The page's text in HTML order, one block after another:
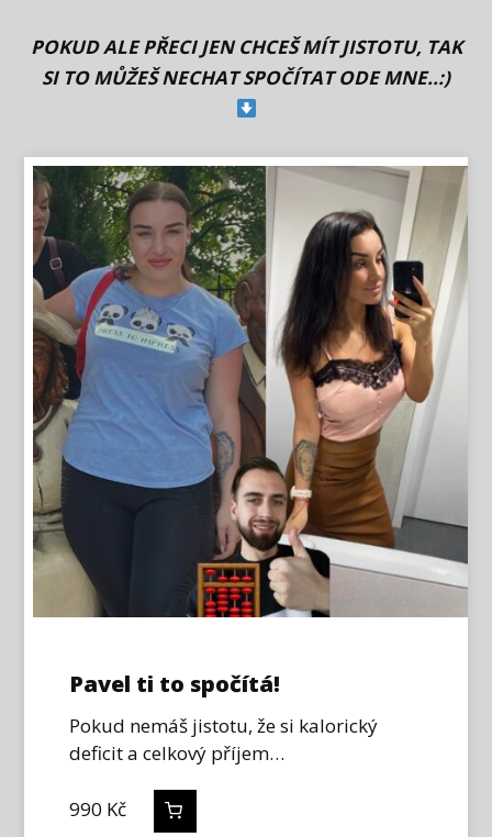
POKUD ALE PŘECI JEN CHCEŠ MÍT JISTOTU, TAK
SI TO MŮŽEŠ NECHAT SPOČÍTAT ODE MNE..:)
Pavel ti to spočítá!
Pokud nemáš jistotu, že si kalorický
deficit a celkový příjem…
990 Kč